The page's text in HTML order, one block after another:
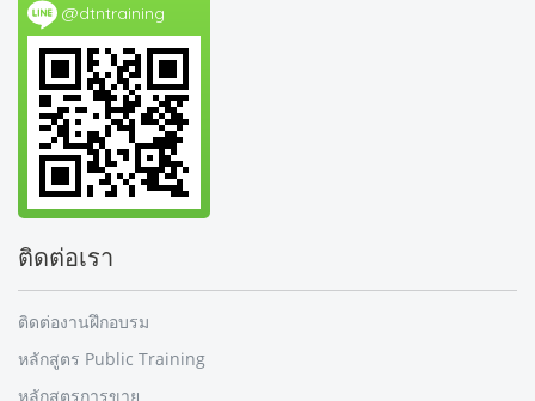
@dtntraining
ติดต่อเรา
ติดต่องานฝึกอบรม
หลักสูตร Public Training
หลักสูตรการขาย